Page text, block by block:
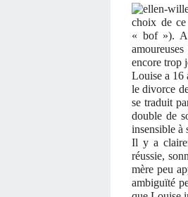
choix de
« bof »).
encore trop
Louise a 16
le divorce
se traduit
double de
insensible à
Il y a
réussie,
mère peu
ambiguïté